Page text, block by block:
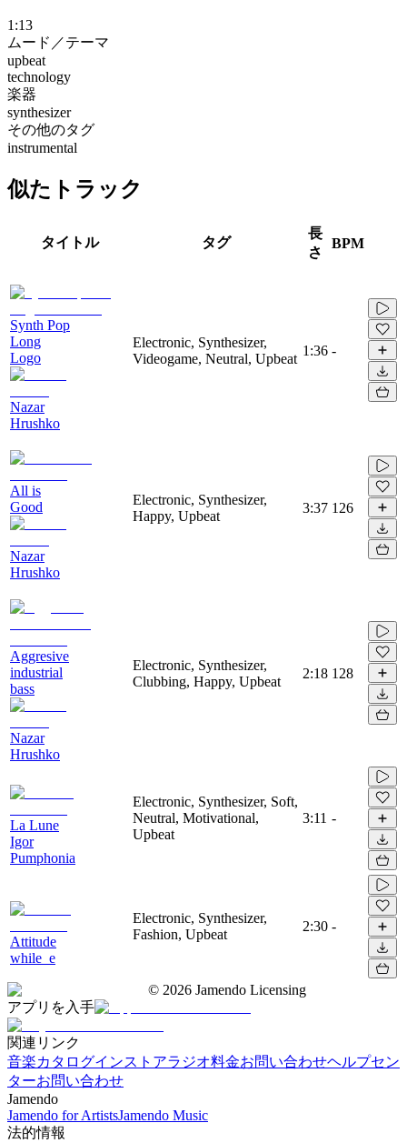
1:13
ムード／テーマ
upbeat
technology
楽器
synthesizer
その他のタグ
instrumental
似たトラック
タイトル タグ
長
さ
BPM
Synth Pop
Long
Logo
Nazar
Hrushko
Electronic, Synthesizer,
Videogame, Neutral, Upbeat
1:36 -
All is
Good
Nazar
Hrushko
Electronic, Synthesizer,
Happy, Upbeat
3:37 126
Aggresive
industrial
bass
Nazar
Hrushko
Electronic, Synthesizer,
Clubbing, Happy, Upbeat
2:18 128
La Lune
Igor
Pumphonia
Electronic, Synthesizer, Soft,
Neutral, Motivational,
Upbeat
3:11 -
Attitude
while_e
Electronic, Synthesizer,
Fashion, Upbeat
2:30 -
© 2026 Jamendo Licensing
アプリを入手
関連リンク
音楽カタログインストアラジオ料金お問い合わせヘルプセン
ターお問い合わせ
Jamendo
Jamendo for ArtistsJamendo Music
法的情報